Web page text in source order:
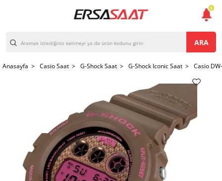
ARA
Anasayfa > Casio Saat > G-Shock Saat > G-Shock Iconic Saat > Casio
1